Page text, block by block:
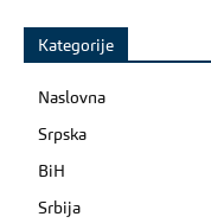
Kategorije
Naslovna
Srpska
BiH
Srbija